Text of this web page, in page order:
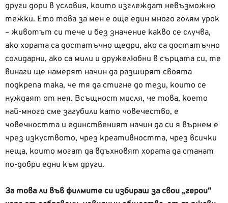
други дори в условия, които изглеждат невъзможно
тежки. Ето това за мен е още един много голям урок
– животът си тече и без значение какво се случва,
ако хората са достатъчно щедри, ако са достатъчно
солидарни, ако са мили и дружелюбни в сърцата си, те
винаги ще намерят начин да разширят своята
подкрепа така, че тя да стигне до тези, които се
нуждаят от нея. Всъщност мисля, че това, което
най-много сме загубили като човечество, е
човечността и единственият начин да си я върнем е
чрез изкуството, чрез креативността, чрез всички
неща, които могат да вдъхновят хората да станат
по-добри едни към други.
За това ли във филмите си избираш за свои „герои“